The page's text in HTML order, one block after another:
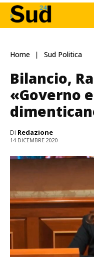
Home Sud Politica
Bilancio,
«Governo
Di Redazione
14 DICEMBRE 2020